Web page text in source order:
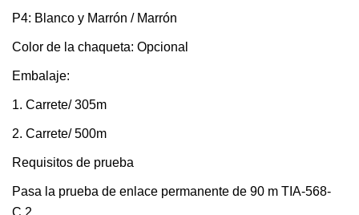
P4: Blanco y Marrón / Marrón
Color de la chaqueta: Opcional
Embalaje:
1. Carrete/ 305m
2. Carrete/ 500m
Requisitos de prueba
Pasa la prueba de enlace permanente de 90 m TIA-568-
C.2